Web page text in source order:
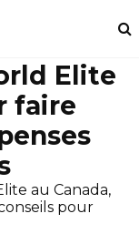
Elite
faire
au Canada,
pour